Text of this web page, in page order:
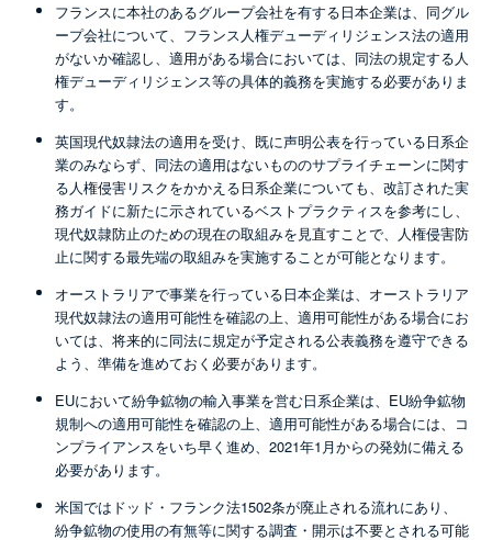
フランスに本社のあるグループ会社を有する日本企業は、同グル
ープ会社について、フランス人権デューディリジェンス法の適用
がないか確認し、適用がある場合においては、同法の規定する人
権デューディリジェンス等の具体的義務を実施する必要がありま
す。
英国現代奴隷法の適用を受け、既に声明公表を行っている日系企
業のみならず、同法の適用はないもののサプライチェーンに関す
る人権侵害リスクをかかえる日系企業についても、改訂された実
務ガイドに新たに示されているベストプラクティスを参考にし、
現代奴隷防止のための現在の取組みを見直すことで、人権侵害防
止に関する最先端の取組みを実施することが可能となります。
オーストラリアで事業を行っている日本企業は、オーストラリア
現代奴隷法の適用可能性を確認の上、適用可能性がある場合にお
いては、将来的に同法に規定が予定される公表義務を遵守できる
よう、準備を進めておく必要があります。
EUにおいて紛争鉱物の輸入事業を営む日系企業は、EU紛争鉱物
規制への適用可能性を確認の上、適用可能性がある場合には、コ
ンプライアンスをいち早く進め、2021年1月からの発効に備える
必要があります。
米国ではドッド・フランク法1502条が廃止される流れにあり、
紛争鉱物の使用の有無等に関する調査・開示は不要とされる可能